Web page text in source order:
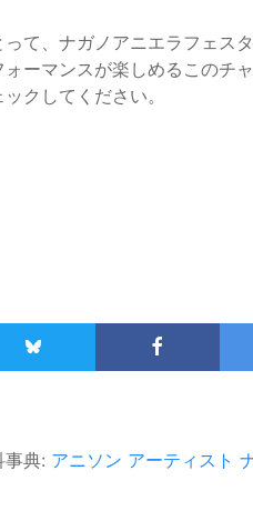
って、ナガノアニエラフェス
ーマンスが楽しめるこのチ
クしてください。
典: アニソン アーティスト